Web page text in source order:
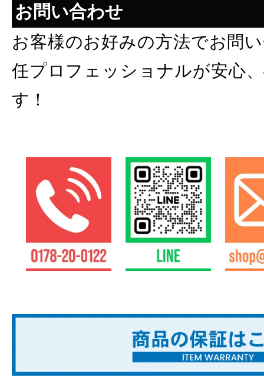
お問い合わせ
お客様のお好みの方法でお問
任プロフェッショナルが安心
す！